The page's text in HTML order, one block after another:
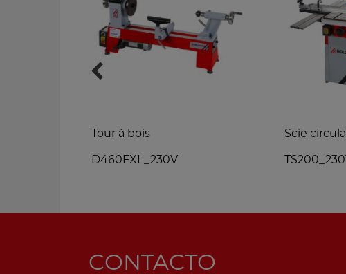
Tour à bois
D460FXL_230V
Scie
CONTACTO